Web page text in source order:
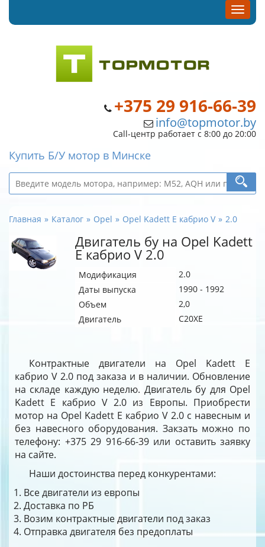
+375 29 916-66-39
info@topmotor.by
Call-центр работает с 8:00 до 20:00
Купить Б/У мотор в Минске
Главная Каталог Opel Opel Kadett E кабрио V 2.0
Двигатель бу на Opel Kadett
E кабрио V 2.0
Модификация
2.0
Даты выпуска
1990 - 1992
Объем
2,0
Двигатель
C20XE
Контрактные двигатели на Opel Kadett E
кабрио V 2.0 под заказа и в наличии. Обновление
на складе каждую неделю. Двигатель бу для Opel
Kadett E кабрио V 2.0 из Европы. Приобрести
мотор на Opel Kadett E кабрио V 2.0 с навесным и
без навесного оборудования. Закзать можно по
телефону: +375 29 916-66-39 или оставить заявку
на сайте.
Наши достоинства перед конкурентами:
Все двигатели из европы
Доставка по РБ
Возим контрактные двигатели под заказ
Отправка двигателя без предоплаты